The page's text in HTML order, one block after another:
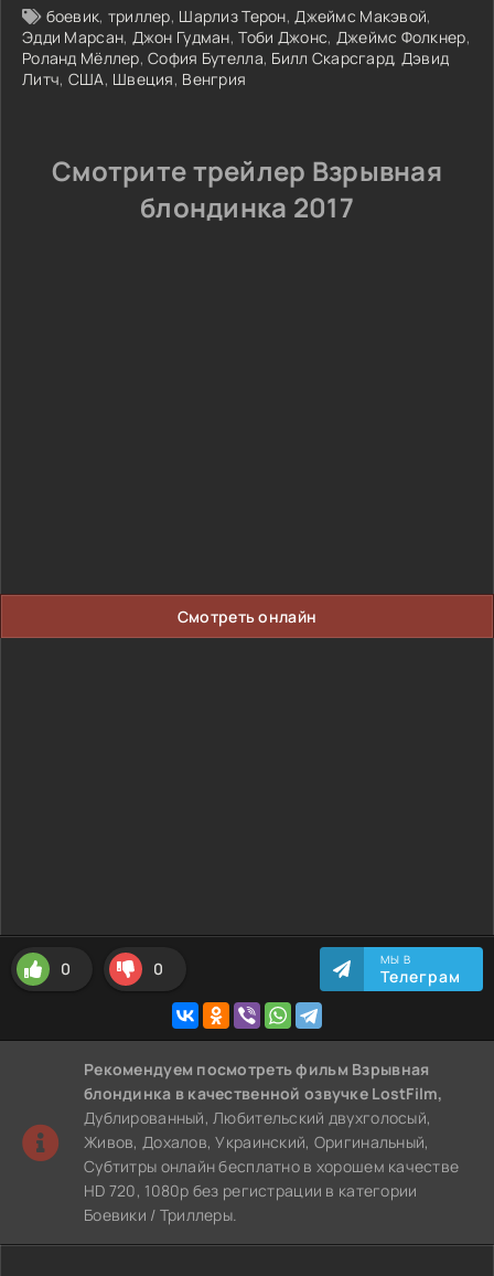
боевик, триллер, Шарлиз Терон,Джеймс Макэвой,
Эдди Марсан, Джон Гудман,Тоби Джонс, Джеймс Фолкнер,
Роланд Мёллер,София Бутелла, Билл Скарсгард, Дэвид
Литч, США, Швеция, Венгрия
Смотрите трейлер Взрывная
блондинка 2017
Смотреть онлайн
0 0 МЫ В
Телеграм
Рекомендуем посмотреть фильм Взрывная
блондинка в качественной озвучке LostFilm,
Дублированный, Любительский двухголосый,
Живов, Дохалов, Украинский, Оригинальный,
Субтитры онлайн бесплатно в хорошем качестве
HD 720, 1080p без регистрации в категории
Боевики / Триллеры.